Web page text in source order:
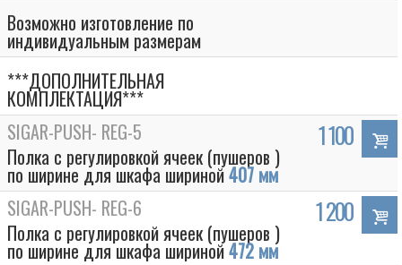
Возможно изготовление по
индивидуальным размерам
***ДОПОЛНИТЕЛЬНАЯ
КОМПЛЕКТАЦИЯ***
SIGAR-PUSH- REG-5
Полка с регулировкой ячеек (пушеров )
по ширине для шкафа шириной407 мм
1 100
SIGAR-PUSH- REG-6
Полка с регулировкой ячеек (пушеров )
по ширине для шкафа шириной472 мм
1 200